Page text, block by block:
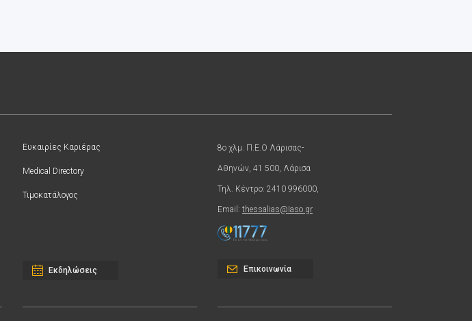
Ευκαιρίες Καριέρας
Medical Directory
Τιμοκατάλογος
Εκδηλώσεις
8ο χλμ. Π.Ε.Ο Λάρισας-
Αθηνών, 41 500, Λάρισα
Τηλ. Κέντρο: 2410 996000,
Email: thessalias@Iaso.gr
Επικοινωνία